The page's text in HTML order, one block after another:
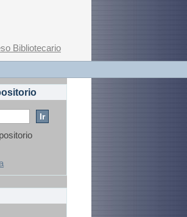
Bibliotecario